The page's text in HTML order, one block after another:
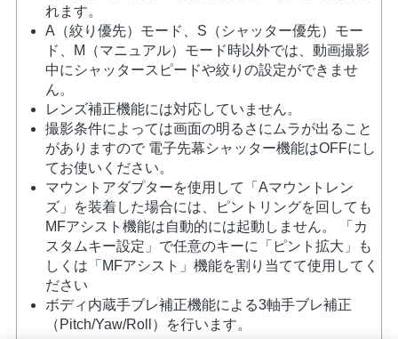
れます。
A（絞り優先）モード、S（シャッター優先）モー
ド、M（マニュアル）モード時以外では、動画撮影
中にシャッタースピードや絞りの設定ができませ
ん。
レンズ補正機能には対応していません。
撮影条件によっては画面の明るさにムラが出ること
がありますので 電子先幕シャッター機能はOFFにし
てお使いください。
マウントアダプターを使用して「Aマウントレン
ズ」を装着した場合には、ピントリングを回しても
MFアシスト機能は自動的には起動しません。 「カ
スタムキー設定」で任意のキーに「ピント拡大」も
しくは「MFアシスト」機能を割り当てて使用してく
ださい
ボディ内蔵手ブレ補正機能による3軸手ブレ補正
（Pitch/Yaw/Roll）を行います。